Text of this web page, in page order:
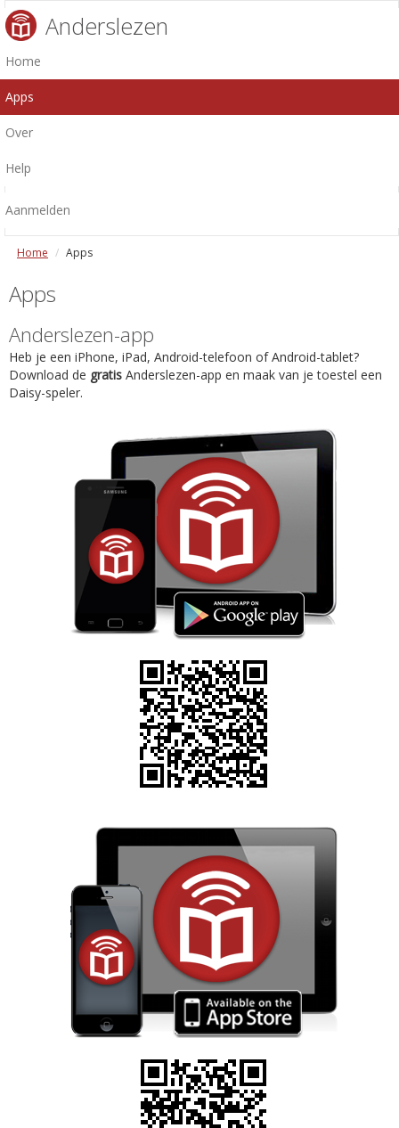
Anderslezen
Home
Apps
Over
Help
Aanmelden
Home Apps
Apps
Anderslezen-app
Heb je een iPhone, iPad, Android-telefoon of Android-tablet?
Download de gratis Anderslezen-app en maak van je toestel een
Daisy-speler.